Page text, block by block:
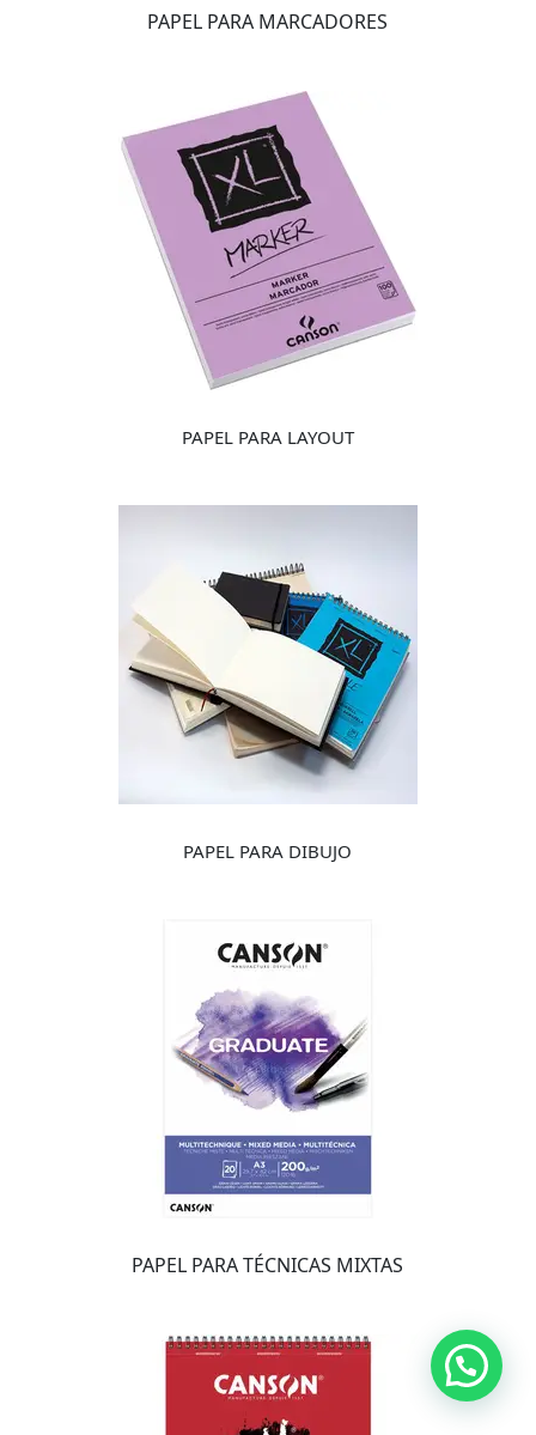
PAPEL PARA MARCADORES
PAPEL PARA LAYOUT
PAPEL PARA DIBUJO
PAPEL PARA TÉCNICAS MIXTAS